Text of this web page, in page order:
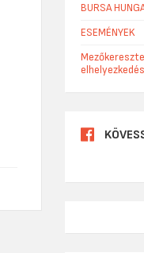
BURSA
ESEMÉNYEK